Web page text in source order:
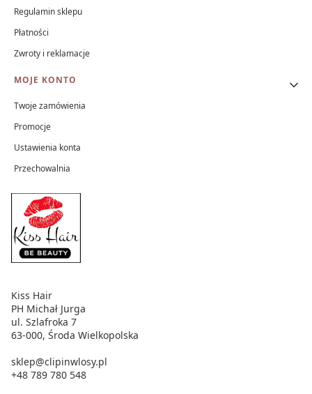
Regulamin sklepu
Płatności
Zwroty i reklamacje
MOJE KONTO
Twoje zamówienia
Promocje
Ustawienia konta
Przechowalnia
Kiss Hair
PH Michał Jurga
ul. Szlafroka 7
63-000, Środa Wielkopolska
sklep@clipinwlosy.pl
+48 789 780 548